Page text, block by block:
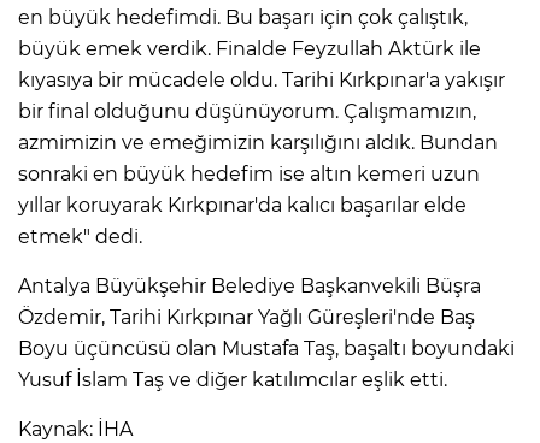
en büyük hedefimdi. Bu başarı için çok çalıştık,
büyük emek verdik. Finalde Feyzullah Aktürk ile
kıyasıya bir mücadele oldu. Tarihi Kırkpınar'a yakışır
bir final olduğunu düşünüyorum. Çalışmamızın,
azmimizin ve emeğimizin karşılığını aldık. Bundan
sonraki en büyük hedefim ise altın kemeri uzun
yıllar koruyarak Kırkpınar'da kalıcı başarılar elde
etmek" dedi.
Antalya Büyükşehir Belediye Başkanvekili Büşra
Özdemir, Tarihi Kırkpınar Yağlı Güreşleri'nde Baş
Boyu üçüncüsü olan Mustafa Taş, başaltı boyundaki
Yusuf İslam Taş ve diğer katılımcılar eşlik etti.
Kaynak: İHA